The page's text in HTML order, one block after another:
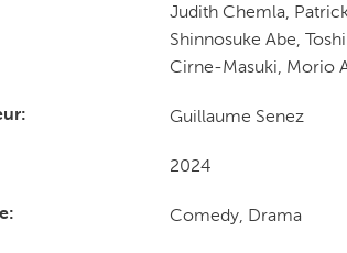
Judith Chemla,
Shinnosuke Abe,
Cirne-Masuki, Morio
Guillaume Senez
2024
Comedy, Drama